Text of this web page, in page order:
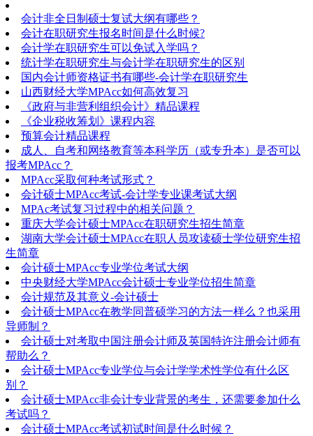
会计非全日制硕士复试大纲有哪些？
会计在职研究生报名时间是什么时候?
会计学在职研究生可以免试入学吗？
统计学在职研究生与会计学在职研究生的区别
国内会计师资格证书有哪些-会计学在职研究生
山西财经大学MPAcc如何高效复习
《政府与非营利组织会计》精品课程
《企业税收筹划》课程内容
预算会计精品课程
成人、自考和网络教育等本科学历（或专升本）是否可以
报考MPAcc？
MPAcc采取何种考试形式？
会计硕士MPAcc考试-会计学专业课考试大纲
MPAc考试复习过程中的相关问题？
重庆大学会计硕士MPAcc在职研究生招生简章
湖南大学会计硕士MPAcc在职人员攻读硕士学位研究生招
生简章
会计硕士MPAcc专业学位考试大纲
中央财经大学MPAcc会计硕士专业学位招生简章
会计规范及其意义-会计硕士
会计硕士MPAcc在教学同普硕学习的方法一样么？也采用
导师制？
会计硕士对考取中国注册会计师及英国特许注册会计师有
帮助么？
会计硕士MPAcc专业学位与会计学学术性学位有什么区
别？
会计硕士MPAcc非会计专业背景的考生，还需要参加什么
考试吗？
会计硕士MPAcc考试初试时间是什么时候？